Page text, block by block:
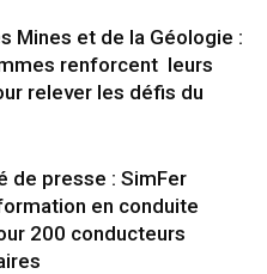
Mines et de la Géologie :
renforcent leurs
relever les défis du
de presse : SimFer
en conduite
200 conducteurs